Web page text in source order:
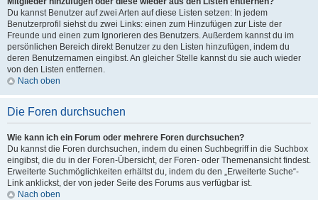
Du kannst Benutzer auf zwei Arten auf diese Listen setzen: In jedem
Benutzerprofil siehst du zwei Links: einen zum Hinzufügen zur Liste der
Freunde und einen zum Ignorieren des Benutzers. Außerdem kannst du im
persönlichen Bereich direkt Benutzer zu den Listen hinzufügen, indem du
deren Benutzernamen eingibst. An gleicher Stelle kannst du sie auch wieder
von den Listen entfernen.
Nach oben
Die Foren durchsuchen
Wie kann ich ein Forum oder mehrere Foren durchsuchen?
Du kannst die Foren durchsuchen, indem du einen Suchbegriff in die Suchbox
eingibst, die du in der Foren-Übersicht, der Foren- oder Themenansicht findest.
Erweiterte Suchmöglichkeiten erhältst du, indem du den „Erweiterte Suche“-
Link anklickst, der von jeder Seite des Forums aus verfügbar ist.
Nach oben